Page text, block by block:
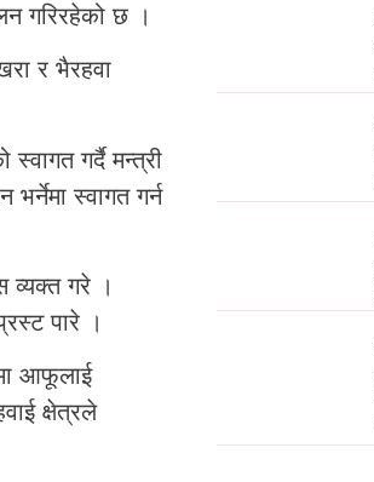
गरिरहेको छ ।
र भैरहवा
स्वागत गर्दै मन्त्री
स्वागत गर्न
व्यक्त गरे ।
पारे ।
आफूलाई
क्षेत्रले